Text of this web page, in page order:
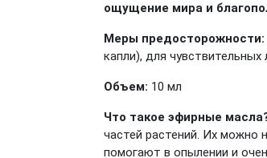
ощущение мира и
Меры предосторожности:
капли), для
Объем: 10 мл
Что такое эфирные
частей растений. Их можно
помогают в опылении и